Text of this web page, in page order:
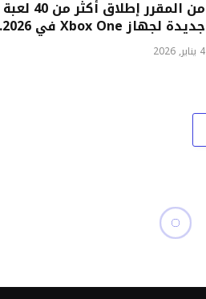
من المقرر إطلاق أكثر من 40 لعبة
جديدة لجهاز Xbox One في 2026.
4 يناير, 2026